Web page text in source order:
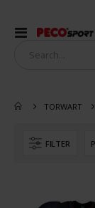
Navigation
TORWART
FILTER